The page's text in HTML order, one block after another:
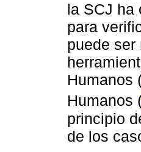
la SCJ ha
para
puede
Humanos
Humanos
principio
de los